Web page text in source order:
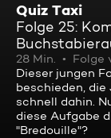
Quiz Taxi
Folge 25:
28 Min. Folge
Dieser jungen
beschieden,
schnell dahin.
diese Aufgabe
"Bredouille"?